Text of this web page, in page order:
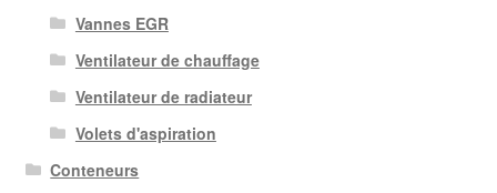
Vannes EGR
Ventilateur de chauffage
Ventilateur de radiateur
Volets d'aspiration
Conteneurs